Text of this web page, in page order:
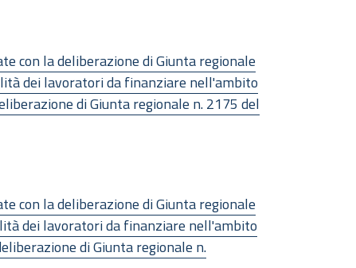
con la deliberazione di Giunta regionale
dei lavoratori da finanziare nell'ambito
di Giunta regionale n. 2175 del
con la deliberazione di Giunta regionale
dei lavoratori da finanziare nell'ambito
di Giunta regionale n.